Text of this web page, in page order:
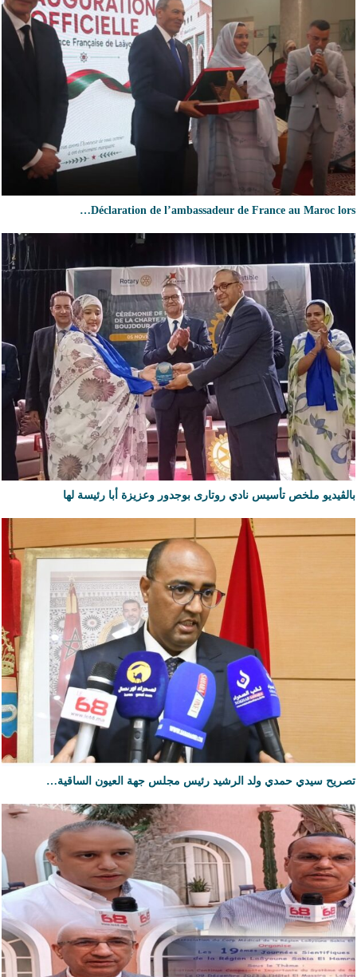
Déclaration de l’ambassadeur de France au Maroc lors…
بالڨيديو ملخص تأسيس نادي روتارى بوجدور وعزيزة أبا رئيسة لها
تصريح سيدي حمدي ولد الرشيد رئيس مجلس جهة العيون الساقية…